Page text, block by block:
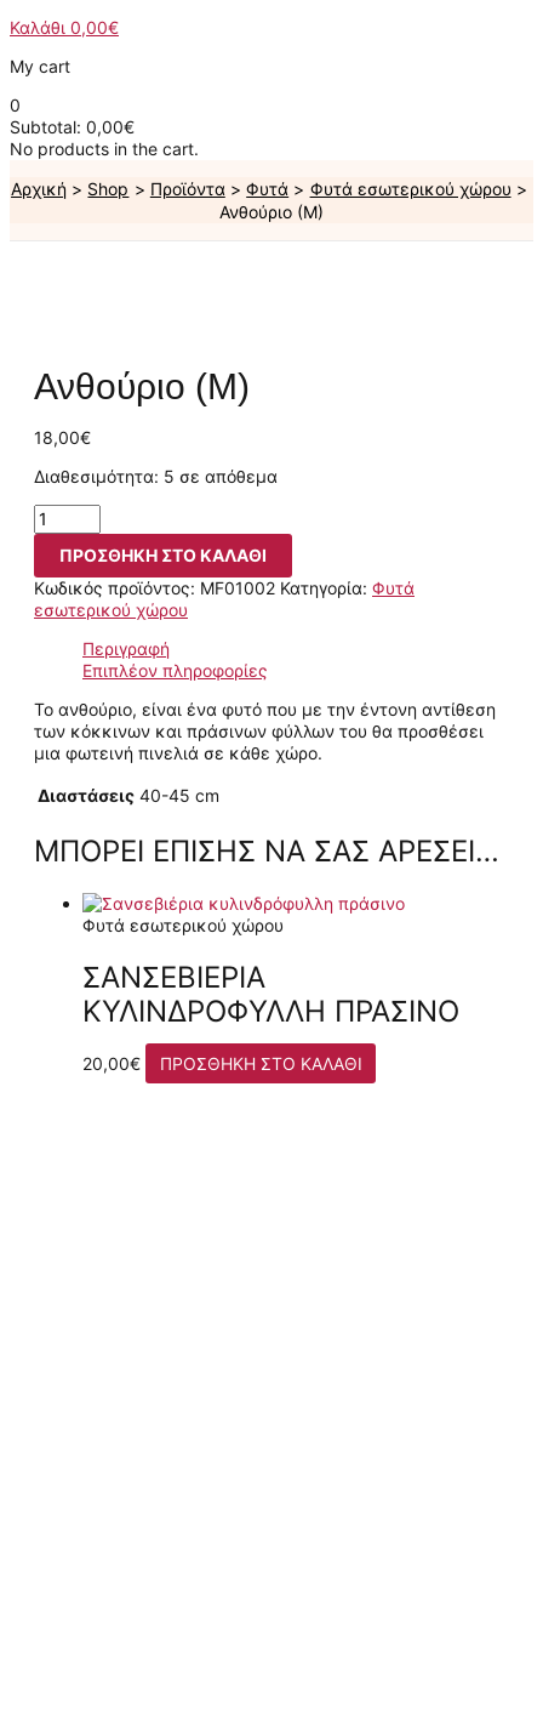
Καλάθι 0,00€
My cart
0
Subtotal: 0,00€
No products in the cart.
Αρχική
Shop Προϊόντα Φυτά
Φυτά εσωτερικού χώρου
Ανθούριο (Μ)
Ανθούριο (Μ)
18,00€
Διαθεσιμότητα: 5 σε απόθεμα
ΠΡΟΣΘΉΚΗ ΣΤΟ ΚΑΛΆΘΙ
Κωδικός προϊόντος: MF01002 Κατηγορία: Φυτά
εσωτερικού χώρου
Περιγραφή
Επιπλέον πληροφορίες
Το ανθούριο, είναι ένα φυτό που με την έντονη αντίθεση
των κόκκινων και πράσινων φύλλων του θα προσθέσει
μια φωτεινή πινελιά σε κάθε χώρο.
Διαστάσεις 40-45 cm
ΜΠΟΡΕΊ ΕΠΊΣΗΣ ΝΑ ΣΑΣ ΑΡΈΣΕΙ…
Φυτά εσωτερικού χώρου
ΣΑΝΣΕΒΙΈΡΙΑ
ΚΥΛΙΝΔΡΌΦΥΛΛΗ ΠΡΆΣΙΝΟ
20,00€ ΠΡΟΣΘΉΚΗ ΣΤΟ ΚΑΛΆΘΙ